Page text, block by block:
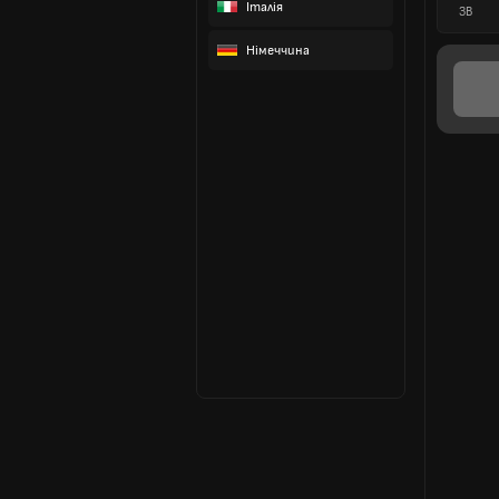
Італія
Німеччина
ЗВ